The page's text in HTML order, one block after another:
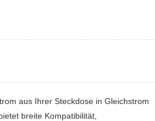
aus Ihrer Steckdose in Gleichstrom
breite Kompatibilität,